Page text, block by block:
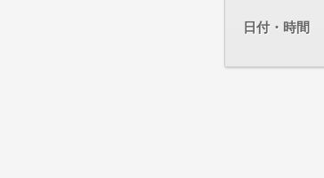
日付・時間